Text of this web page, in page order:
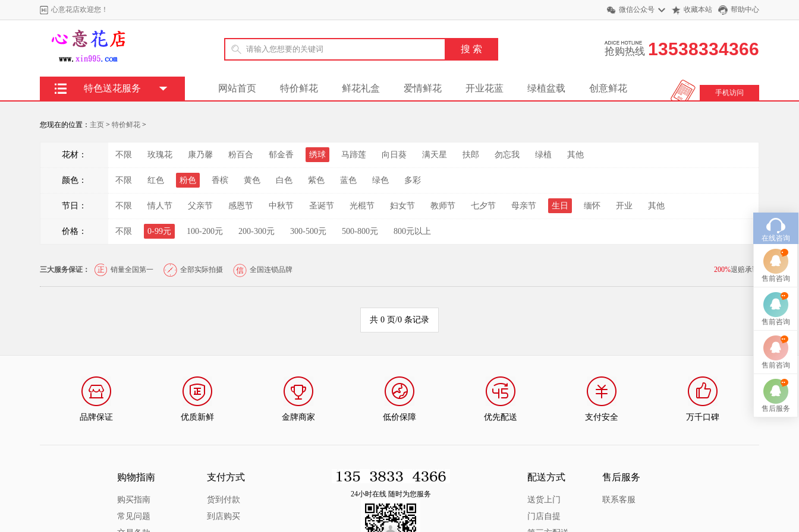
心意花店欢迎您！ 微信公众号 收藏本站 帮助中心
抢购热线 13538334366
网站首页 特价鲜花 鲜花礼盒 爱情鲜花 开业花蓝 绿植盆载 创意鲜花 手机访问
特色送花服务
您现在的位置： 主页 > 特价鲜花 >
花材： 不限 玫瑰花 康乃馨 粉百合 郁金香 绣球 马蹄莲 向日葵 满天星 扶郎 勿忘我 绿植 其他
颜色： 不限 红色 粉色 香槟 黄色 白色 紫色 蓝色 绿色 多彩
节日： 不限 情人节 父亲节 感恩节 中秋节 圣诞节 光棍节 妇女节 教师节 七夕节 母亲节 生日 缅怀 开业 其他
价格： 不限 0-99元 100-200元 200-300元 300-500元 500-800元 800元以上
三大服务保证： 销量全国第一 全部实际拍摄 全国连锁品牌 200%退赔承诺
共 0 页/0 条记录
品牌保证 优质新鲜 金牌商家 低价保障 优先配送 支付安全 万千口碑
购物指南
购买指南
常见问题
支付方式
货到付款
到店购买
24小时在线 随时为您服务
配送方式
送货上门
门店自提
售后服务
联系客服
在线咨询
售前咨询
售前咨询
售前咨询
售后服务